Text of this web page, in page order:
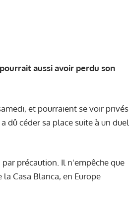
aussi avoir perdu son
et pourraient se voir privés
dû céder sa place suite à un duel
précaution. Il n'empêche que
Casa Blanca, en Europe